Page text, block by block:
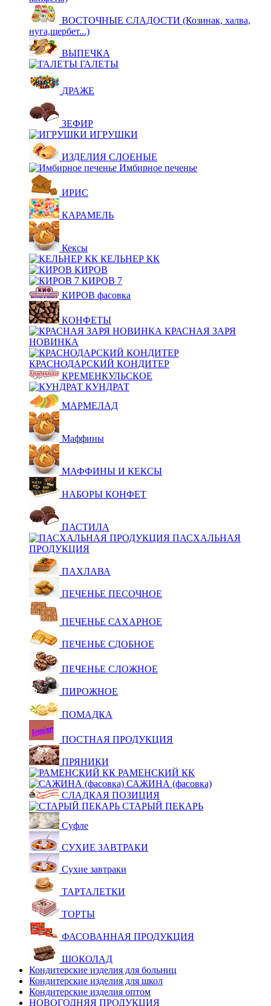
ВОСТОЧНЫЕ СЛАДОСТИ (Козинак, халва,
нуга,щербет...)
ВЫПЕЧКА
ГАЛЕТЫ
ДРАЖЕ
ЗЕФИР
ИГРУШКИ
ИЗДЕЛИЯ СЛОЕНЫЕ
Имбирное печенье
ИРИС
КАРАМЕЛЬ
Кексы
КЕЛЬНЕР КК
КИРОВ
КИРОВ 7
КИРОВ фасовка
КОНФЕТЫ
КРАСНАЯ ЗАРЯ
НОВИНКА
КРАСНОДАРСКИЙ КОНДИТЕР
КРЕМЕНКУЛЬСКОЕ
КУНДРАТ
МАРМЕЛАД
Маффины
МАФФИНЫ И КЕКСЫ
НАБОРЫ КОНФЕТ
ПАСТИЛА
ПАСХАЛЬНАЯ
ПРОДУКЦИЯ
ПАХЛАВА
ПЕЧЕНЬЕ ПЕСОЧНОЕ
ПЕЧЕНЬЕ САХАРНОЕ
ПЕЧЕНЬЕ СДОБНОЕ
ПЕЧЕНЬЕ СЛОЖНОЕ
ПИРОЖНОЕ
ПОМАДКА
ПОСТНАЯ ПРОДУКЦИЯ
ПРЯНИКИ
РАМЕНСКИЙ КК
САЖИНА (фасовка)
СЛАДКАЯ ПОЗИЦИЯ
СТАРЫЙ ПЕКАРЬ
Суфле
СУХИЕ ЗАВТРАКИ
Сухие завтраки
ТАРТАЛЕТКИ
ТОРТЫ
ФАСОВАННАЯ ПРОДУКЦИЯ
ШОКОЛАД
Кондитерские изделия для больниц
Кондитерские изделия для школ
Кондитерские изделия оптом
НОВОГОДНЯЯ ПРОДУКЦИЯ